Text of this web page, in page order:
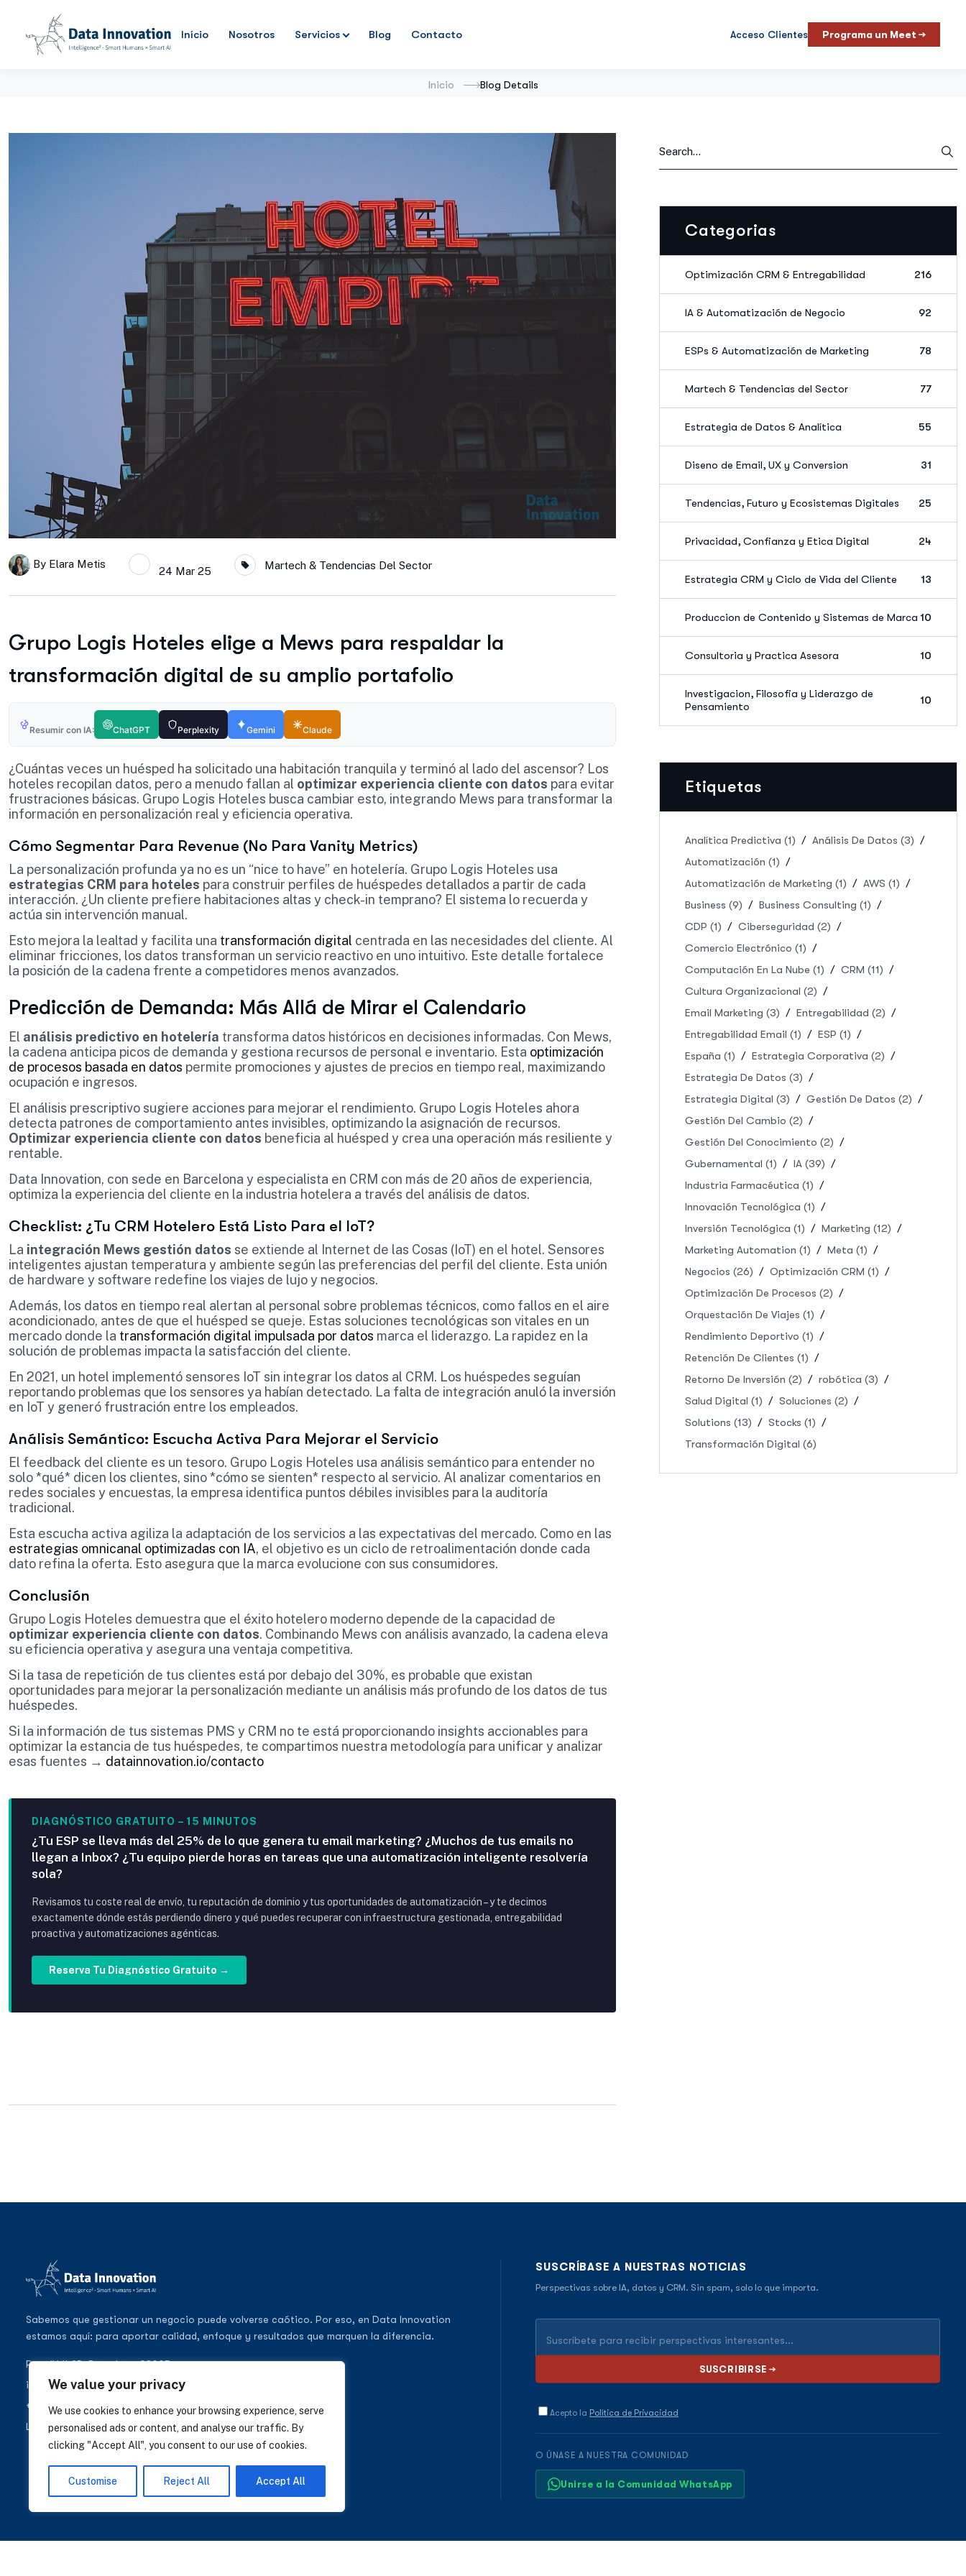
We value your privacy
We use cookies to enhance your browsing experience, serve
personalised ads or content, and analyse our traffic. By
clicking "Accept All", you consent to our use of cookies.
Customise Reject All Accept All
Início Nosotros Servicios Blog Contacto Acceso Clientes Programa un Meet →
Inicio Blog Details
By Elara Metis
24 Mar 25 Martech & Tendencias Del Sector
Grupo Logis Hoteles elige a Mews para respaldar la
transformación digital de su amplio portafolio
Resumir con IA: ChatGPT Perplexity Gemini Claude
¿Cuántas veces un huésped ha solicitado una habitación tranquila y terminó al lado del ascensor? Los
hoteles recopilan datos, pero a menudo fallan al optimizar experiencia cliente con datos para evitar
frustraciones básicas. Grupo Logis Hoteles busca cambiar esto, integrando Mews para transformar la
información en personalización real y eficiencia operativa.
Cómo Segmentar Para Revenue (No Para Vanity Metrics)
La personalización profunda ya no es un “nice to have” en hotelería. Grupo Logis Hoteles usa
estrategias CRM para hoteles para construir perfiles de huéspedes detallados a partir de cada
interacción. ¿Un cliente prefiere habitaciones altas y check-in temprano? El sistema lo recuerda y
actúa sin intervención manual.
Esto mejora la lealtad y facilita una transformación digital centrada en las necesidades del cliente. Al
eliminar fricciones, los datos transforman un servicio reactivo en uno intuitivo. Este detalle fortalece
la posición de la cadena frente a competidores menos avanzados.
Predicción de Demanda: Más Allá de Mirar el Calendario
El análisis predictivo en hotelería transforma datos históricos en decisiones informadas. Con Mews,
la cadena anticipa picos de demanda y gestiona recursos de personal e inventario. Esta optimización
de procesos basada en datos permite promociones y ajustes de precios en tiempo real, maximizando
ocupación e ingresos.
El análisis prescriptivo sugiere acciones para mejorar el rendimiento. Grupo Logis Hoteles ahora
detecta patrones de comportamiento antes invisibles, optimizando la asignación de recursos.
Optimizar experiencia cliente con datos beneficia al huésped y crea una operación más resiliente y
rentable.
Data Innovation, con sede en Barcelona y especialista en CRM con más de 20 años de experiencia,
optimiza la experiencia del cliente en la industria hotelera a través del análisis de datos.
Checklist: ¿Tu CRM Hotelero Está Listo Para el IoT?
La integración Mews gestión datos se extiende al Internet de las Cosas (IoT) en el hotel. Sensores
inteligentes ajustan temperatura y ambiente según las preferencias del perfil del cliente. Esta unión
de hardware y software redefine los viajes de lujo y negocios.
Además, los datos en tiempo real alertan al personal sobre problemas técnicos, como fallos en el aire
acondicionado, antes de que el huésped se queje. Estas soluciones tecnológicas son vitales en un
mercado donde la transformación digital impulsada por datos marca el liderazgo. La rapidez en la
solución de problemas impacta la satisfacción del cliente.
En 2021, un hotel implementó sensores IoT sin integrar los datos al CRM. Los huéspedes seguían
reportando problemas que los sensores ya habían detectado. La falta de integración anuló la inversión
en IoT y generó frustración entre los empleados.
Análisis Semántico: Escucha Activa Para Mejorar el Servicio
El feedback del cliente es un tesoro. Grupo Logis Hoteles usa análisis semántico para entender no
solo *qué* dicen los clientes, sino *cómo se sienten* respecto al servicio. Al analizar comentarios en
redes sociales y encuestas, la empresa identifica puntos débiles invisibles para la auditoría
tradicional.
Esta escucha activa agiliza la adaptación de los servicios a las expectativas del mercado. Como en las
estrategias omnicanal optimizadas con IA, el objetivo es un ciclo de retroalimentación donde cada
dato refina la oferta. Esto asegura que la marca evolucione con sus consumidores.
Conclusión
Grupo Logis Hoteles demuestra que el éxito hotelero moderno depende de la capacidad de
optimizar experiencia cliente con datos. Combinando Mews con análisis avanzado, la cadena eleva
su eficiencia operativa y asegura una ventaja competitiva.
Si la tasa de repetición de tus clientes está por debajo del 30%, es probable que existan
oportunidades para mejorar la personalización mediante un análisis más profundo de los datos de tus
huéspedes.
Si la información de tus sistemas PMS y CRM no te está proporcionando insights accionables para
optimizar la estancia de tus huéspedes, te compartimos nuestra metodología para unificar y analizar
esas fuentes → datainnovation.io/contacto
DIAGNÓSTICO GRATUITO – 15 MINUTOS
¿Tu ESP se lleva más del 25% de lo que genera tu email marketing? ¿Muchos de tus emails no
llegan a Inbox? ¿Tu equipo pierde horas en tareas que una automatización inteligente resolvería
sola?
Revisamos tu coste real de envío, tu reputación de dominio y tus oportunidades de automatización – y te decimos
exactamente dónde estás perdiendo dinero y qué puedes recuperar con infraestructura gestionada, entregabilidad
proactiva y automatizaciones agénticas.
Reserva Tu Diagnóstico Gratuito →
Categorias
Optimización CRM & Entregabilidad 216
IA & Automatización de Negocio 92
ESPs & Automatización de Marketing 78
Martech & Tendencias del Sector 77
Estrategia de Datos & Analítica 55
Diseno de Email, UX y Conversion 31
Tendencias, Futuro y Ecosistemas Digitales 25
Privacidad, Confianza y Etica Digital 24
Estrategia CRM y Ciclo de Vida del Cliente 13
Produccion de Contenido y Sistemas de Marca 10
Consultoria y Practica Asesora 10
Investigacion, Filosofia y Liderazgo de
Pensamiento
10
Etiquetas
Analítica Predictiva (1) Análisis De Datos (3)
Automatización (1)
Automatización de Marketing (1) AWS (1)
Business (9) Business Consulting (1)
CDP (1) Ciberseguridad (2)
Comercio Electrónico (1)
Computación En La Nube (1) CRM (11)
Cultura Organizacional (2)
Email Marketing (3) Entregabilidad (2)
Entregabilidad Email (1) ESP (1)
España (1) Estrategia Corporativa (2)
Estrategia De Datos (3)
Estrategia Digital (3) Gestión De Datos (2)
Gestión Del Cambio (2)
Gestión Del Conocimiento (2)
Gubernamental (1) IA (39)
Industria Farmacéutica (1)
Innovación Tecnológica (1)
Inversión Tecnológica (1) Marketing (12)
Marketing Automation (1) Meta (1)
Negocios (26) Optimización CRM (1)
Optimización De Procesos (2)
Orquestación De Viajes (1)
Rendimiento Deportivo (1)
Retención De Clientes (1)
Retorno De Inversión (2) robótica (3)
Salud Digital (1) Soluciones (2)
Solutions (13) Stocks (1)
Transformación Digital (6)
Sabemos que gestionar un negocio puede volverse caótico. Por eso, en Data Innovation
estamos aquí: para aportar calidad, enfoque y resultados que marquen la diferencia.
Pere IV 148B, Barcelona 08005
info@datainnovation.io
+34 624 112 679
LinkedIn
SUSCRÍBASE A NUESTRAS NOTICIAS
Perspectivas sobre IA, datos y CRM. Sin spam, solo lo que importa.
Acepto la Política de Privacidad
O ÚNASE A NUESTRA COMUNIDAD
Unirse a la Comunidad WhatsApp